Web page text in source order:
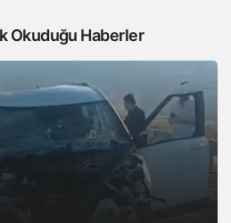
destek
Okuduğu Haberler